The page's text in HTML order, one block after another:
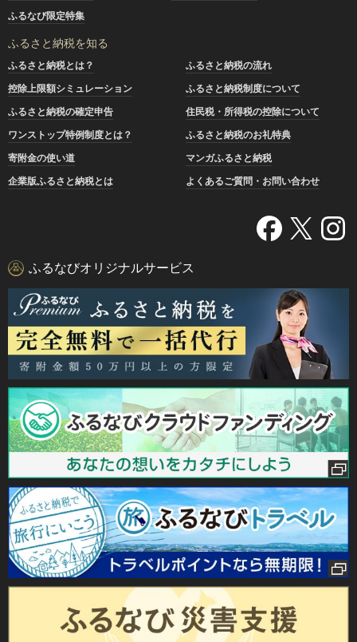
ふるなび限定特集
ふるさと納税を知る
ふるさと納税とは？
ふるさと納税の流れ
控除上限額シミュレーション
ふるさと納税制度について
ふるさと納税の確定申告
住民税・所得税の控除について
ワンストップ特例制度とは？
ふるさと納税のお礼特典
寄附金の使い道
マンガふるさと納税
企業版ふるさと納税とは
よくあるご質問・お問い合わせ
ふるなびオリジナルサービス